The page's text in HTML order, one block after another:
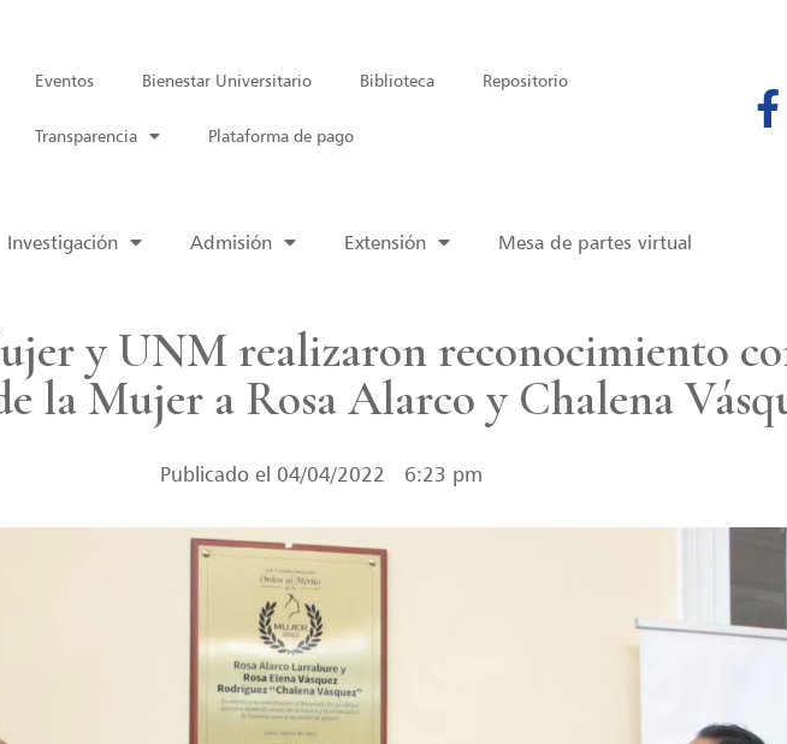
Eventos Bienestar Universitario Biblioteca Repositorio
Transparencia Plataforma de pago
Investigación Admisión Extensión Mesa de partes virtual
y UNM realizaron reconocimiento
la Mujer a Rosa Alarco y Chalena
Publicado el 04/04/2022 6:23 pm